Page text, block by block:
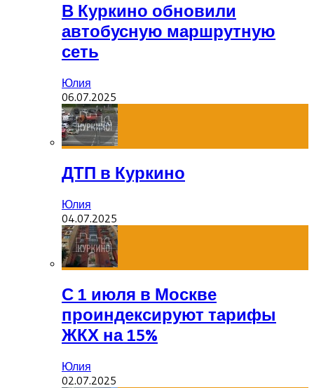
В Куркино обновили
автобусную маршрутную
сеть
Юлия
06.07.2025
ДТП в Куркино
Юлия
04.07.2025
С 1 июля в Москве
проиндексируют тарифы
ЖКХ на 15%
Юлия
02.07.2025